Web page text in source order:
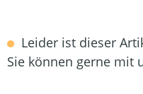
Leider ist dieser
Sie können gerne mit